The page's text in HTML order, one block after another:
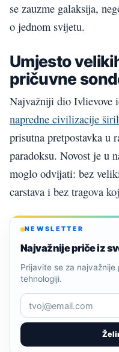
se zauzme galaksija,
o jednom svijetu.
Umjesto
pričuvne
Najvažniji dio Ivlievove
napredne civilizacije
prisutna pretpostavka u
paradoksu. Novost je u
moglo odvijati: bez
carstava i bez tragova
NEWSLETTER
Najvažnije priče iz
Prijavite se za
tehnologiji.